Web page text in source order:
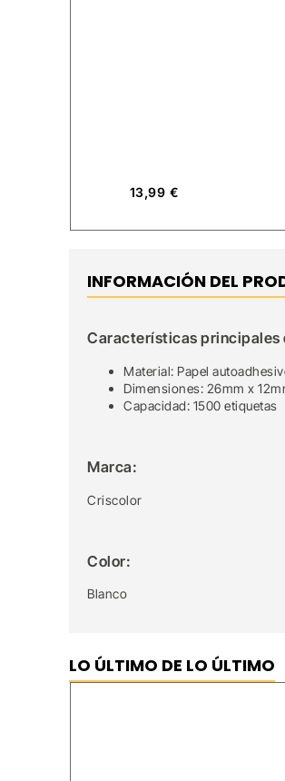
13,99 €
INFORMACIÓN DEL
Características principales
Material: Papel
Dimensiones: 26mm x
Capacidad: 1500 etiquetas
Marca:
Criscolor
Color:
Blanco
LO ÚLTIMO DE LO ÚLTIMO